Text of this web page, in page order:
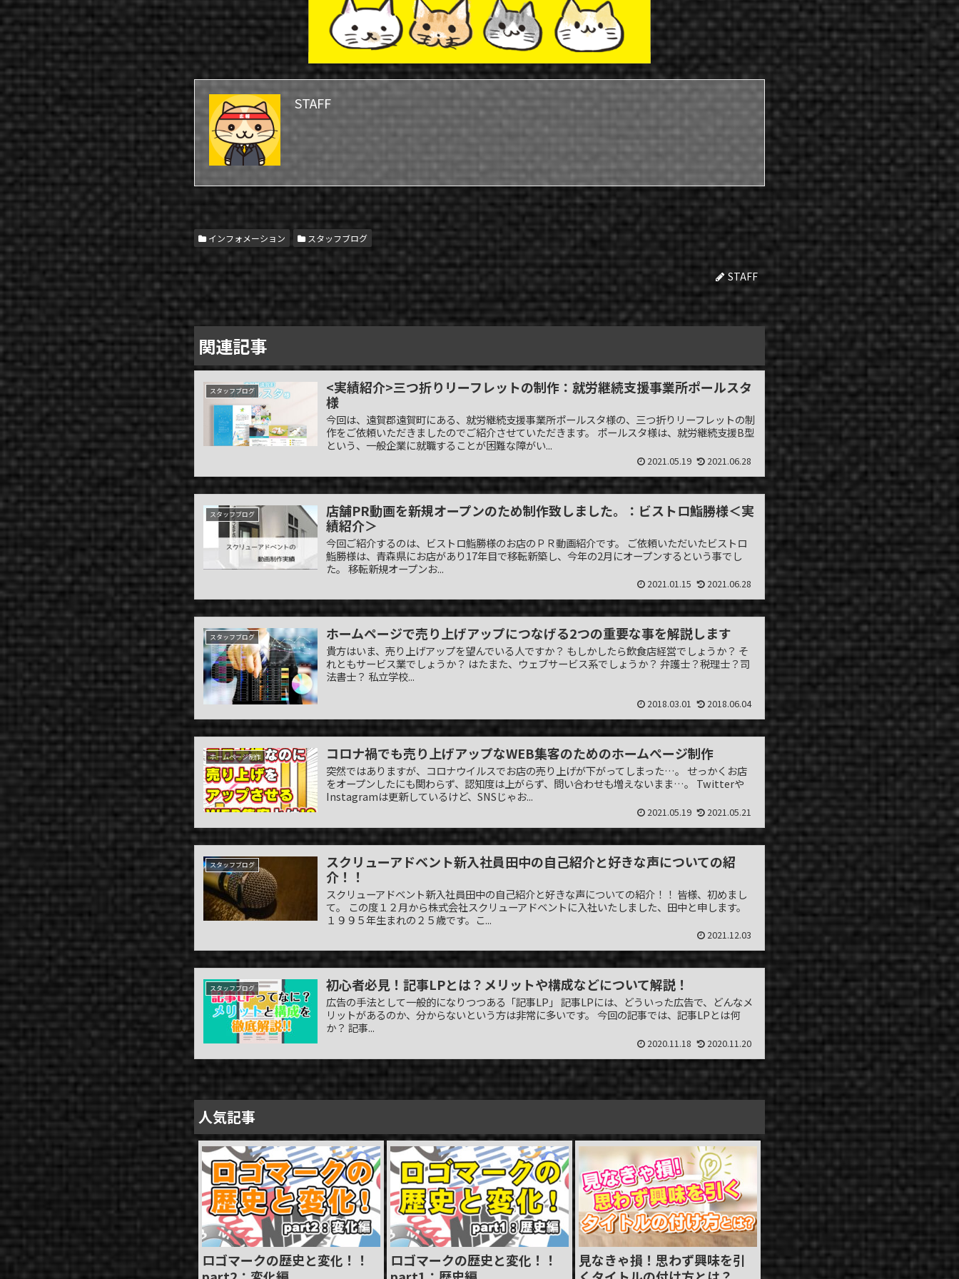
WEB MEDIA
WEB SERVICE
NEWS
CONTACT
STAFF
インフォメーション スタッフブログ
STAFF
関連記事
スタッフブログ
<実績紹介>三つ折りリーフレットの制作：就労継続支援事業所ポールスタ
様
今回は、遠賀郡遠賀町にある、就労継続支援事業所ポールスタ様の、三つ折りリーフレットの制
作をご依頼いただきましたのでご紹介させていただきます。 ポールスタ様は、就労継続支援B型
という、一般企業に就職することが困難な障がい...
2021.05.19 2021.06.28
スタッフブログ
店舗PR動画を新規オープンのため制作致しました。：ビストロ鮨勝様＜実
績紹介＞
今回ご紹介するのは、ビストロ鮨勝様のお店のＰＲ動画紹介です。 ご依頼いただいたビストロ
鮨勝様は、青森県にお店があり17年目で移転新築し、今年の2月にオープンするという事でし
た。 移転新規オープンお...
2021.01.15 2021.06.28
スタッフブログ ホームページで売り上げアップにつなげる2つの重要な事を解説します
貴方はいま、売り上げアップを望んでいる人ですか？ もしかしたら飲食店経営でしょうか？ そ
れともサービス業でしょうか？ はたまた、ウェブサービス系でしょうか？ 弁護士？税理士？司
法書士？ 私立学校...
2018.03.01 2018.06.04
ホームページ制作 コロナ禍でも売り上げアップなWEB集客のためのホームぺージ制作
突然ではありますが、コロナウイルスでお店の売り上げが下がってしまった…。 せっかくお店
をオープンしたにも関わらず、認知度は上がらず、問い合わせも増えないまま…。 Twitterや
Instagramは更新しているけど、SNSじゃお...
2021.05.19 2021.05.21
スタッフブログ
スクリューアドベント新入社員田中の自己紹介と好きな声についての紹
介！！
スクリューアドベント新入社員田中の自己紹介と好きな声についての紹介！！ 皆様、初めまし
て。 この度１２月から株式会社スクリューアドベントに入社いたしました、田中と申します。
１９９５年生まれの２５歳です。こ...
2021.12.03
スタッフブログ 初心者必見！記事LPとは？メリットや構成などについて解説！
広告の手法として一般的になりつつある「記事LP」 記事LPには、どういった広告で、どんなメ
リットがあるのか、分からないという方は非常に多いです。 今回の記事では、記事LPとは何
か？ 記事...
2020.11.18 2020.11.20
人気記事
ロゴマークの歴史と変化！！
ロゴマークの歴史と変化！！
見なきゃ損！思わず興味を引